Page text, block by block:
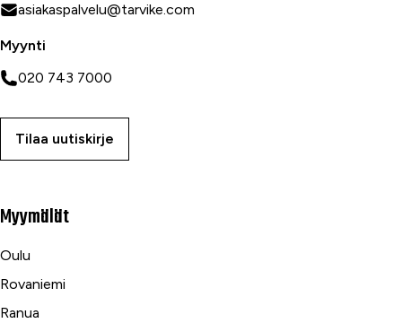
asiakaspalvelu@tarvike.com
Myynti
020 743 7000
Tilaa uutiskirje
Myymälät
Oulu
Rovaniemi
Ranua